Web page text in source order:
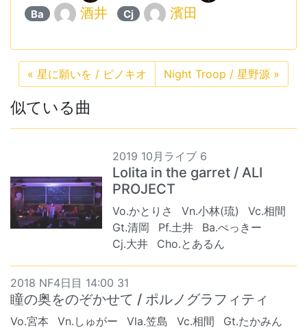
Ba 酒井 Cj 濱田
« 星に願いを / ピノキオ Night Troop / 星野源 »
似ている曲
2019 10月ライブ 6
Lolita in the garret / ALI
PROJECT
Vo.かとりさ Vn.小林(琉)
Vc.相間
Gt.清岡
Pf.土井
Ba.ぺっきー
Cj.大井
Cho.とあるん
2018 NF4日目 14:00 31
瞳の奥をのぞかせて / ポルノグラフィティ
Vo.宮本 Vn.しゅがー Vla.笠島 Vc.相間
Gt.たかみん